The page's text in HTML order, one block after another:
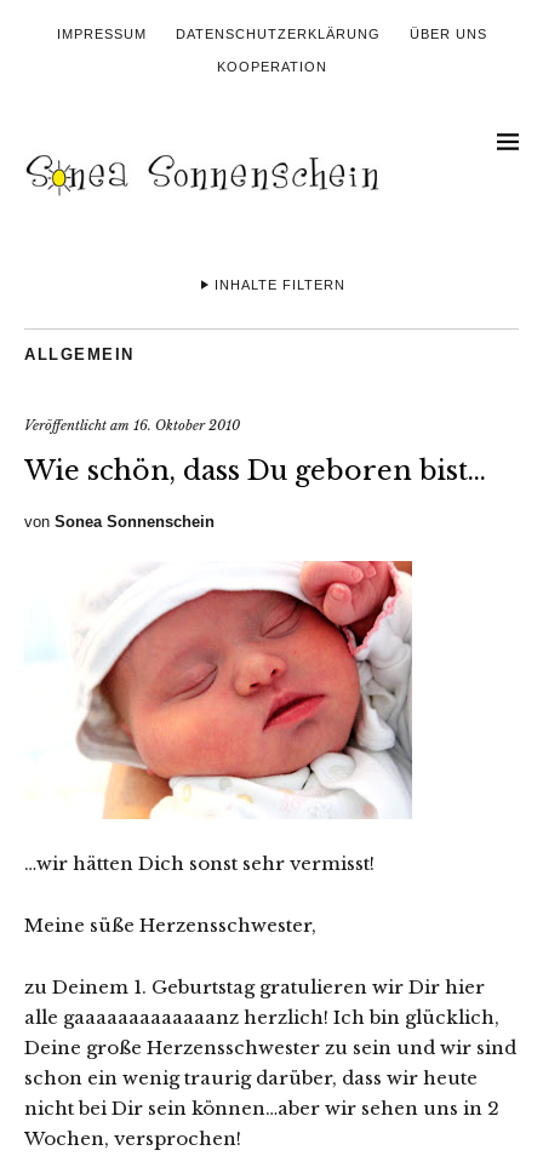
IMPRESSUM DATENSCHUTZERKLÄRUNG ÜBER UNS
KOOPERATION
INHALTE FILTERN
ALLGEMEIN
Veröffentlicht am 16. Oktober 2010
Wie schön, dass Du geboren bist…
von Sonea Sonnenschein
…wir hätten Dich sonst sehr vermisst!
Meine süße Herzensschwester,
zu Deinem 1. Geburtstag gratulieren wir Dir hier
alle gaaaaaaaaaaaaanz herzlich! Ich bin glücklich,
Deine große Herzensschwester zu sein und wir sind
schon ein wenig traurig darüber, dass wir heute
nicht bei Dir sein können…aber wir sehen uns in 2
Wochen, versprochen!